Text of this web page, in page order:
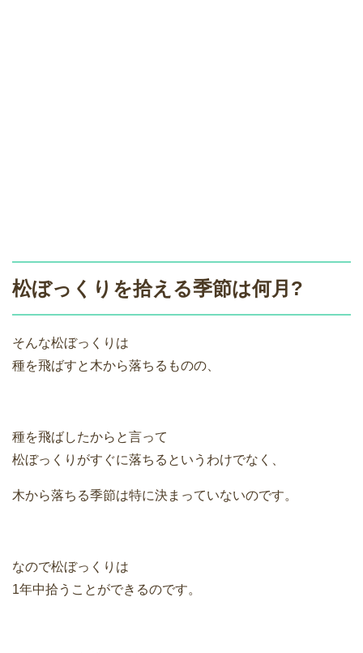
松ぼっくりを拾える季節は何月?
そんな松ぼっくりは
種を飛ばすと木から落ちるものの、
種を飛ばしたからと言って
松ぼっくりがすぐに落ちるというわけでなく、
木から落ちる季節は特に決まっていないのです。
なので松ぼっくりは
1年中拾うことができるのです。